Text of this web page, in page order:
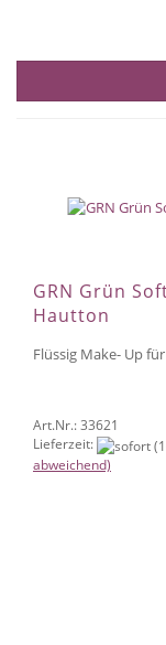
GRN Grün
Hautton
Flüssig Make- Up
Art.Nr.: 33621
Lieferzeit:
abweichend)